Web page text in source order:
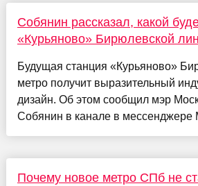
Собянин рассказал, какой
«Курьяново» Бирюлевской
Будущая станция «Курьяново»
метро получит выразительный
дизайн. Об этом сообщил мэр
Собянин в канале в
Почему новое метро СПб не